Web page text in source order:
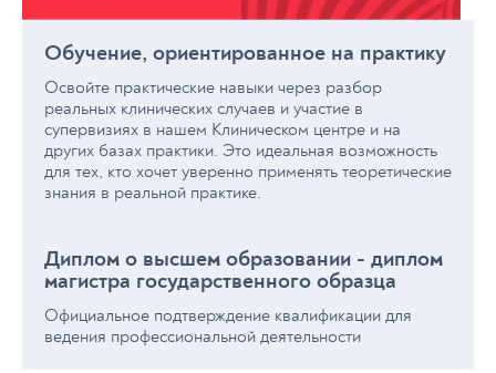
Обучение, ориентированное на практику
Освойте практические навыки через разбор
реальных клинических случаев и участие в
супервизиях в нашем Клиническом центре и на
других базах практики. Это идеальная возможность
для тех, кто хочет уверенно применять теоретические
знания в реальной практике.
Диплом о высшем образовании - диплом
магистра государственного образца
Официальное подтверждение квалификации для
ведения профессиональной деятельности